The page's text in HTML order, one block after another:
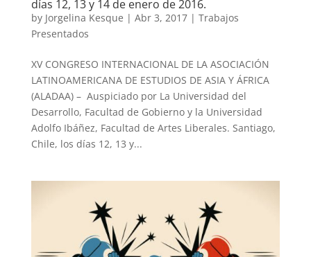
días 12, 13 y 14 de enero de 2016.
by Jorgelina Kesque | Abr 3, 2017| Trabajos
Presentados
XV CONGRESO INTERNACIONAL DE LA ASOCIACIÓN
LATINOAMERICANA DE ESTUDIOS DE ASIA Y ÁFRICA
(ALADAA) – Auspiciado por La Universidad del
Desarrollo, Facultad de Gobierno y la Universidad
Adolfo Ibáñez, Facultad de Artes Liberales. Santiago,
Chile, los días 12, 13 y...